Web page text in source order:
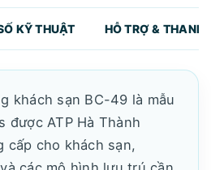
KỸ THUẬT HỖ TRỢ & THANH
khách sạn BC-49 là mẫu
được ATP Hà Thành
cấp cho khách sạn,